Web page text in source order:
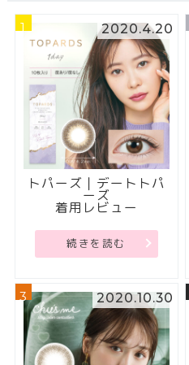
1 2020.4.20
トパーズ｜デートトパ
ーズ
着用レビュー
続きを読む
3 2020.10.30